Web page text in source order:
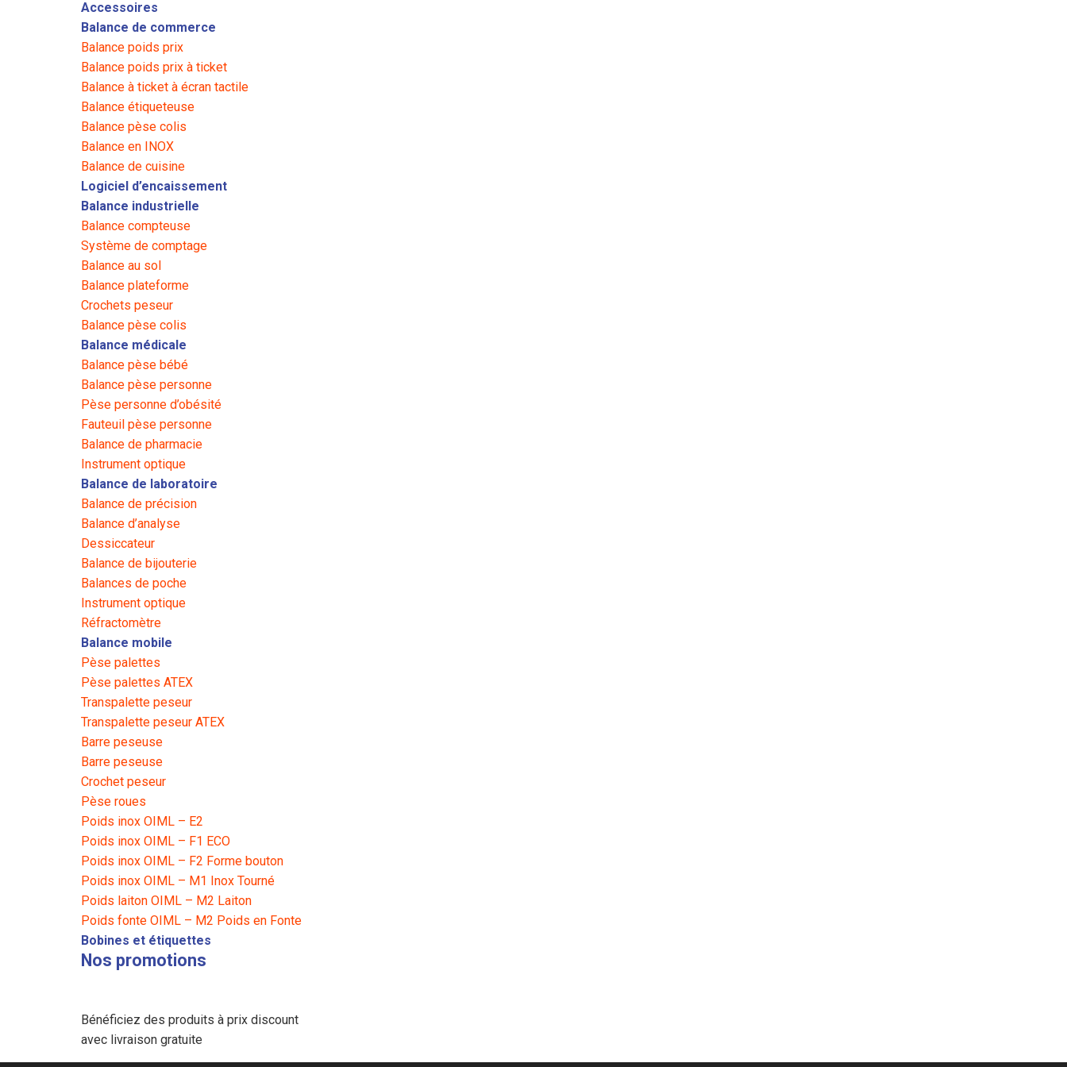
Accessoires
Balance de commerce
Balance poids prix
Balance poids prix à ticket
Balance à ticket à écran tactile
Balance étiqueteuse
Balance pèse colis
Balance en INOX
Balance de cuisine
Logiciel d’encaissement
Balance industrielle
Balance compteuse
Système de comptage
Balance au sol
Balance plateforme
Crochets peseur
Balance pèse colis
Balance médicale
Balance pèse bébé
Balance pèse personne
Pèse personne d’obésité
Fauteuil pèse personne
Balance de pharmacie
Instrument optique
Balance de laboratoire
Balance de précision
Balance d’analyse
Dessiccateur
Balance de bijouterie
Balances de poche
Instrument optique
Réfractomètre
Balance mobile
Pèse palettes
Pèse palettes ATEX
Transpalette peseur
Transpalette peseur ATEX
Barre peseuse
Barre peseuse
Crochet peseur
Pèse roues
Poids inox OIML – E2
Poids inox OIML – F1 ECO
Poids inox OIML – F2 Forme bouton
Poids inox OIML – M1 Inox Tourné
Poids laiton OIML – M2 Laiton
Poids fonte OIML – M2 Poids en Fonte
Bobines et étiquettes
Nos promotions
Bénéficiez des produits à prix discount
avec livraison gratuite